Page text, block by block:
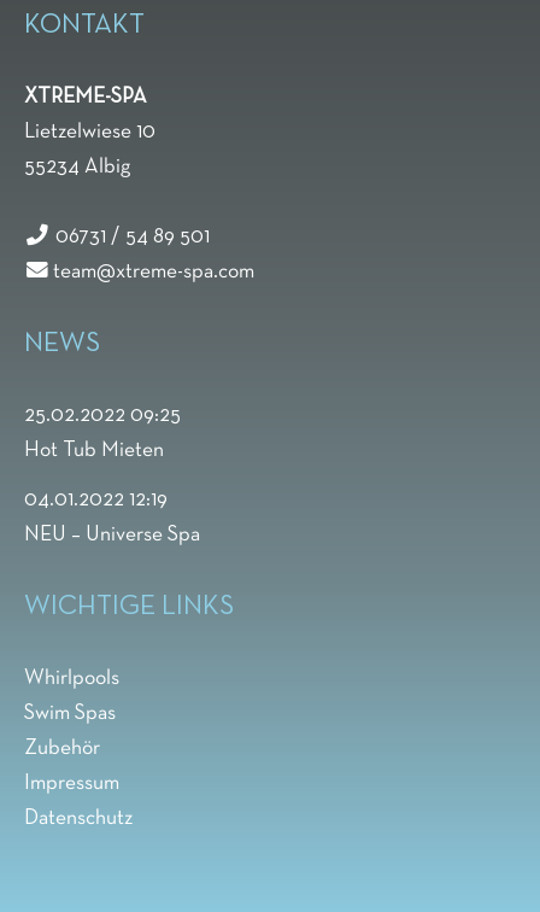
KONTAKT
XTREME-SPA
Lietzelwiese 10
55234 Albig
06731 / 54 89 501
team@xtreme-spa.com
NEWS
25.02.2022 09:25
Hot Tub Mieten
04.01.2022 12:19
NEU – Universe Spa
WICHTIGE LINKS
Whirlpools
Swim Spas
Zubehör
Impressum
Datenschutz